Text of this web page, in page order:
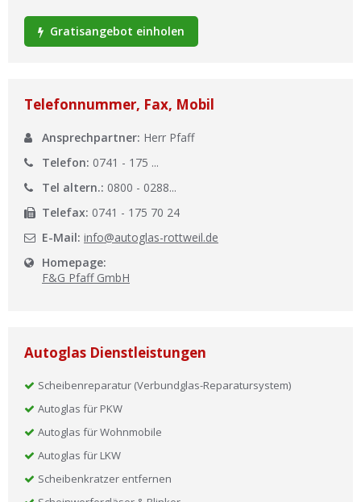
Werkstatt Login
Gratisangebot einholen
Telefonnummer, Fax, Mobil
Ansprechpartner: Herr Pfaff
Telefon: 0741 - 175 ...
Tel altern.: 0800 - 0288...
Telefax: 0741 - 175 70 24
E-Mail: info@autoglas-rottweil.de
Homepage:
F&G Pfaff GmbH
Autoglas Dienstleistungen
Scheibenreparatur (Verbundglas-Reparatursystem)
Autoglas für PKW
Autoglas für Wohnmobile
Autoglas für LKW
Scheibenkratzer entfernen